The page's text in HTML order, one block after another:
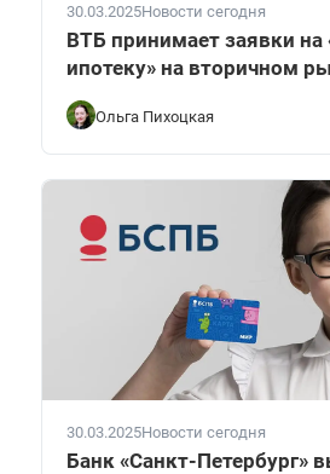
30.03.2025Новости сегодня
ВТБ принимает заявки
ипотеку» на вторичном
Ольга Пихоцкая
30.03.2025Новости сегодня
Банк «Санкт-Петербург»